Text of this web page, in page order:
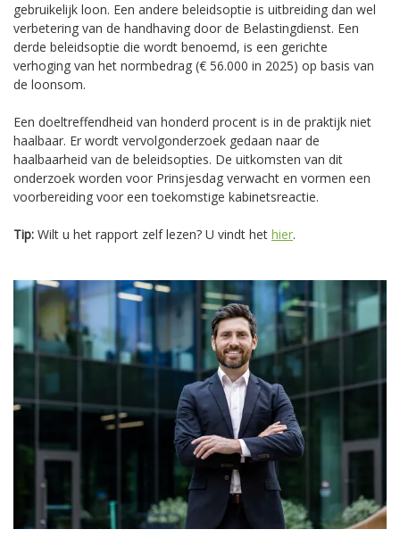
gebruikelijk loon. Een andere beleidsoptie is uitbreiding dan wel
verbetering van de handhaving door de Belastingdienst. Een
derde beleidsoptie die wordt benoemd, is een gerichte
verhoging van het normbedrag (€ 56.000 in 2025) op basis van
de loonsom.
Een doeltreffendheid van honderd procent is in de praktijk niet
haalbaar. Er wordt vervolgonderzoek gedaan naar de
haalbaarheid van de beleidsopties. De uitkomsten van dit
onderzoek worden voor Prinsjesdag verwacht en vormen een
voorbereiding voor een toekomstige kabinetsreactie.
Tip: Wilt u het rapport zelf lezen? U vindt het hier.